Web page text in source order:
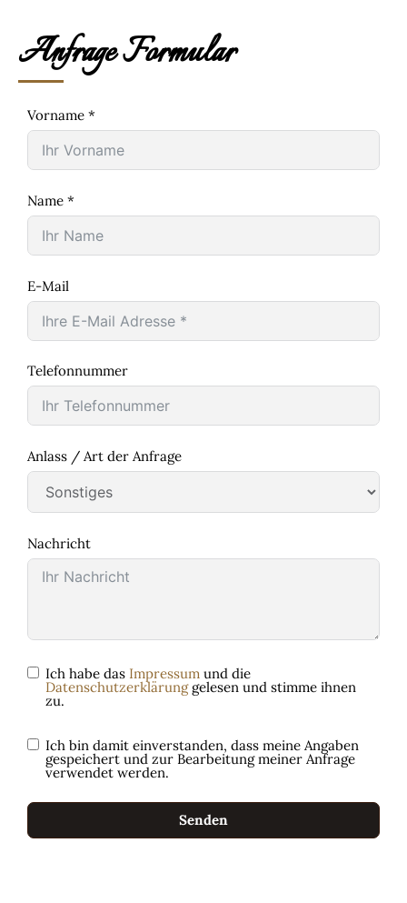
Anfrage Formular
Vorname *
Name *
E-Mail
Telefonnummer
Anlass / Art der Anfrage
Nachricht
Ich habe das Impressum und die
Datenschutzerklärunggelesen und stimme ihnen
zu.
Ich bin damit einverstanden, dass meine Angaben
gespeichert und zur Bearbeitung meiner Anfrage
verwendet werden.
Senden